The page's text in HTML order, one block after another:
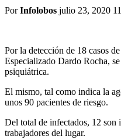
PorInfolobos julio 23, 2020
Por la detección de 18 casos
Especializado Dardo Rocha,
psiquiátrica.
El mismo, tal como indica la
unos 90 pacientes de riesgo.
Del total de infectados, 12 son
trabajadores del lugar.